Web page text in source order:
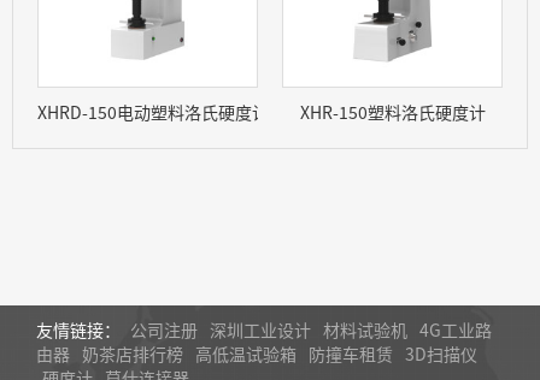
XHRD-150电动塑料洛氏硬度计 XHR-150塑料洛氏硬度计
友情链接： 公司注册 深圳工业设计 材料试验机 4G工业路
由器 奶茶店排行榜 高低温试验箱 防撞车租赁 3D扫描仪